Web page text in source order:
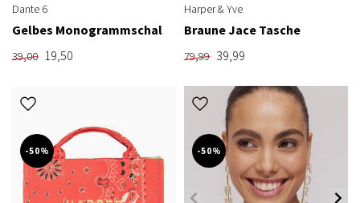
Dante 6
Gelbes Monogrammschal
39,00 19,50
Harper & Yve
Braune Jace Tasche
79,99 39,99
-50% -50%